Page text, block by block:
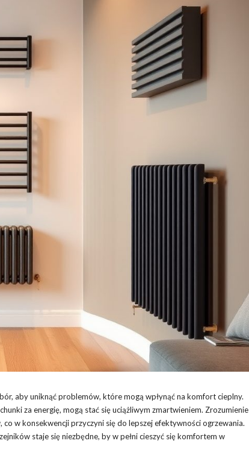
aby uniknąć problemów, które mogą wpłynąć na komfort cieplny.
za energię, mogą stać się uciążliwym zmartwieniem. Zrozumienie
w konsekwencji przyczyni się do lepszej efektywności ogrzewania.
staje się niezbędne, by w pełni cieszyć się komfortem w